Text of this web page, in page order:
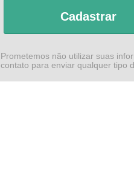
Cadastrar
Prometemos não utilizar suas
contato para enviar qualquer tipo